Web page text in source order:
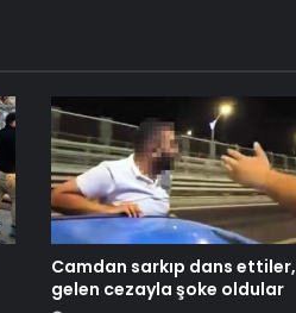
Camdan sarkıp dans ettiler,
gelen cezayla şoke oldular